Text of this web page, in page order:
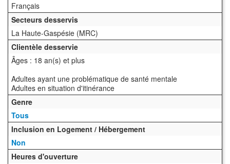
Français
Secteurs desservis
La Haute-Gaspésie (MRC)
Clientèle desservie
Âges : 18 an(s) et plus
Adultes ayant une problématique de santé mentale
Adultes en situation d'itinérance
Genre
Tous
Inclusion en Logement / Hébergement
Non
Heures d'ouverture